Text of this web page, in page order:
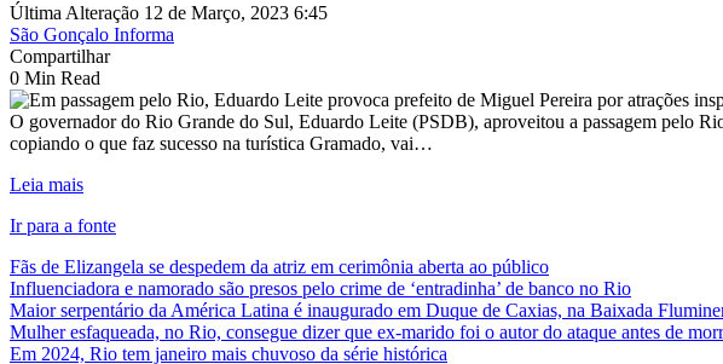
Última Alteração 12 de Março, 2023 6:45
São Gonçalo Informa
Compartilhar
0 Min Read
O governador do Rio Grande do Sul, Eduardo Leite (PSDB), aproveitou a passagem pelo
copiando o que faz sucesso na turística Gramado, vai…
Leia mais
Ir para a fonte
Fãs de Elizangela se despedem da atriz em cerimônia aberta ao público
Influenciadora e namorado são presos pelo crime de ‘entradinha’ de banco no Rio
Maior serpentário da América Latina é inaugurado em Duque de Caxias, na Baixada
Mulher esfaqueada, no Rio, consegue dizer que ex-marido foi o autor do ataque antes de
Em 2024, Rio tem janeiro mais chuvoso da série histórica